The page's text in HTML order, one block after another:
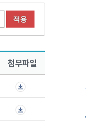
적용
첨부파일